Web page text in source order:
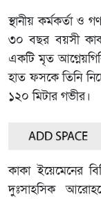
স্থানীয় কর্মকর্তা ও
৩০ বছর বয়সী
একটি মৃত
হাত ফসকে তিনি
১২০ মিটার গভীর।
কাকা ইয়েমেনের
দুঃসাহসিক